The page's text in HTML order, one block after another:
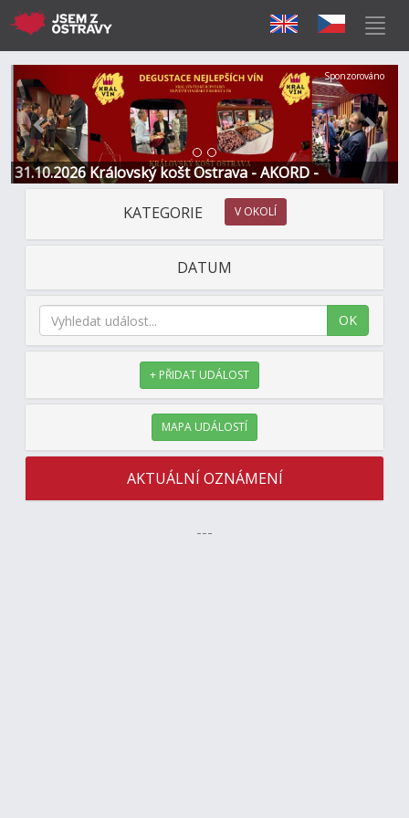
31.10.2026 Královský košt Ostrava - AKORD -
Restaurace a Hotel
Předchozí Další
Sponzorováno
KATEGORIE V OKOLÍ
DATUM
OK
+ PŘIDAT UDÁLOST
MAPA UDÁLOSTÍ
AKTUÁLNÍ OZNÁMENÍ
---